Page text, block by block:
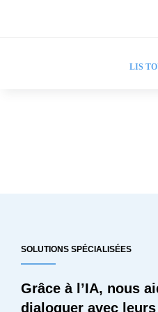
LIS
SOLUTIONS SPÉCIALISÉES
Grâce à l’IA, nous
dialoguer avec